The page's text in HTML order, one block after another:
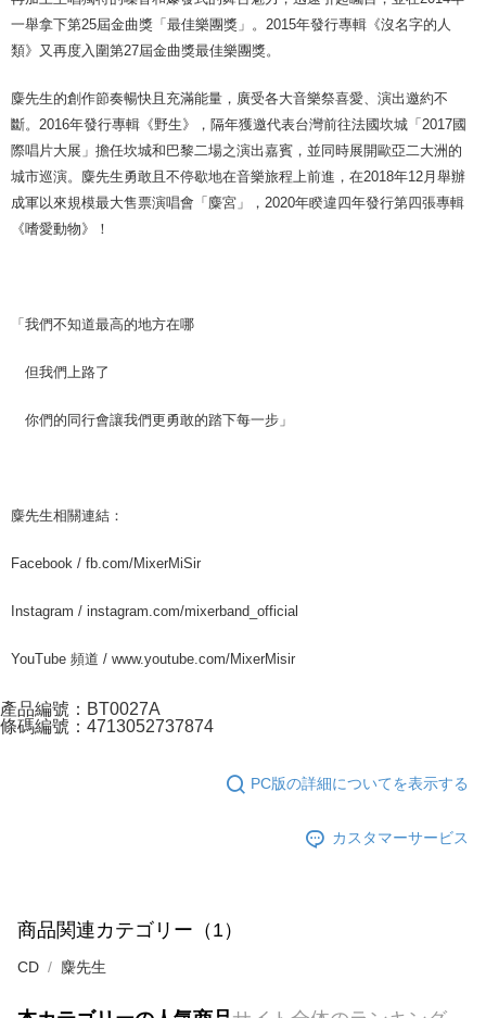
一舉拿下第25屆金曲獎「最佳樂團獎」。2015年發行專輯《沒名字的人
類》又再度入圍第27屆金曲獎最佳樂團獎。
麋先生的創作節奏暢快且充滿能量，廣受各大音樂祭喜愛、演出邀約不
斷。2016年發行專輯《野生》，隔年獲邀代表台灣前往法國坎城「2017國
際唱片大展」擔任坎城和巴黎二場之演出嘉賓，並同時展開歐亞二大洲的
城市巡演。麋先生勇敢且不停歇地在音樂旅程上前進，在2018年12月舉辦
成軍以來規模最大售票演唱會「麋宮」，2020年睽違四年發行第四張專輯
《嗜愛動物》！
「我們不知道最高的地方在哪
但我們上路了
你們的同行會讓我們更勇敢的踏下每一步」
麋先生相關連結：
Facebook / fb.com/MixerMiSir
Instagram / instagram.com/mixerband_official
YouTube 頻道 / www.youtube.com/MixerMisir
產品編號：BT0027A
條碼編號：4713052737874
PC版の詳細についてを表示する
カスタマーサービス
商品関連カテゴリー（1）
CD 麋先生